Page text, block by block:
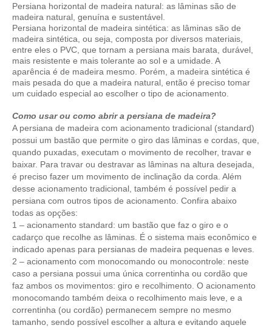
Persiana horizontal de madeira natural: as lâminas são de
madeira natural, genuína e sustentável.
Persiana horizontal de madeira sintética: as lâminas são de
madeira sintética, ou seja, composta por diversos materiais,
entre eles o PVC, que tornam a persiana mais barata, durável,
mais resistente e mais tolerante ao sol e a umidade. A
aparência é de madeira mesmo. Porém, a madeira sintética é
mais pesada do que a madeira natural, então é preciso tomar
um cuidado especial ao escolher o tipo de acionamento.
Como usar ou como abrir a persiana de madeira?
A persiana de madeira com acionamento tradicional (standard)
possui um bastão que permite o giro das lâminas e cordas, que,
quando puxadas, executam o movimento de recolher, travar e
baixar. Para travar ou destravar as lâminas na altura desejada,
é preciso fazer um movimento de inclinação da corda. Além
desse acionamento tradicional, também é possível pedir a
persiana com outros tipos de acionamento. Confira abaixo
todas as opções:
1 – acionamento standard: um bastão que faz o giro e o
cadarço que recolhe as lâminas. É o sistema mais econômico e
indicado apenas para persianas de madeira pequenas e leves.
2 – acionamento com monocomando ou monocontrole: neste
caso a persiana possui uma única correntinha ou cordão que
faz ambos os movimentos: giro e recolhimento. O acionamento
monocomando também deixa o recolhimento mais leve, e a
correntinha (ou cordão) permanecem sempre no mesmo
tamanho, sendo possível escolher a altura e evitando aquele